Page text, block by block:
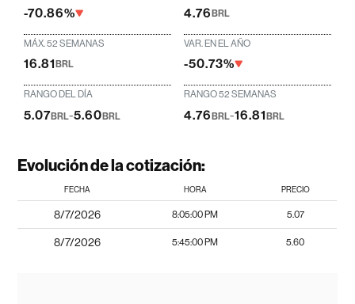
-70.86% 4.76BRL
MÁX. 52 SEMANAS
16.81BRL
VAR. EN EL AÑO
-50.73%
RANGO DEL DÍA
5.07BRL-5.60BRL
RANGO 52 SEMANAS
4.76 BRL-16.81 BRL
Evolución de la cotización:
FECHA HORA PRECIO
8/7/2026 8:05:00 PM 5.07
8/7/2026 5:45:00 PM 5.60